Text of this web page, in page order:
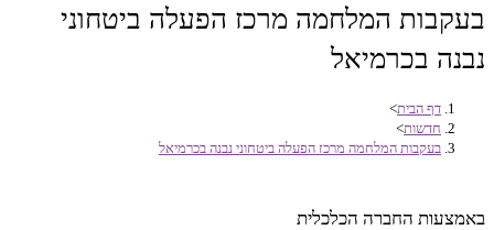
בעקבות המלחמה מרכז הפעלה ביטחוני
נבנה בכרמיאל
דף הבית>
חדשות>
בעקבות המלחמה מרכז הפעלה ביטחוני נבנה בכרמיאל
באמצעות החברה הכלכלית